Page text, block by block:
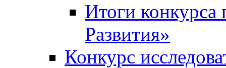
Итоги конкурса
Развития»
Конкурс